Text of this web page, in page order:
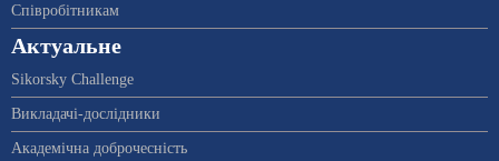
Співробітникам
Актуальне
Sikorsky Challenge
Викладачі-дослідники
Академічна доброчесність